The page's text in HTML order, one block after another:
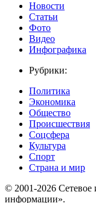
Новости
Статьи
Фото
Видео
Инфографика
Рубрики:
Политика
Экономика
Общество
Происшествия
Соцсфера
Культура
Спорт
Страна и мир
© 2001-2026 Сетевое
информации».